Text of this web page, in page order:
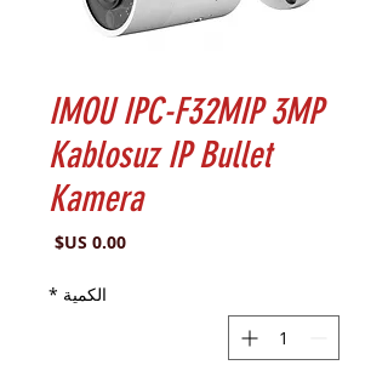
IMOU IPC-F32MIP 3MP
Kablosuz IP Bullet
Kamera
السعر
الكمية *